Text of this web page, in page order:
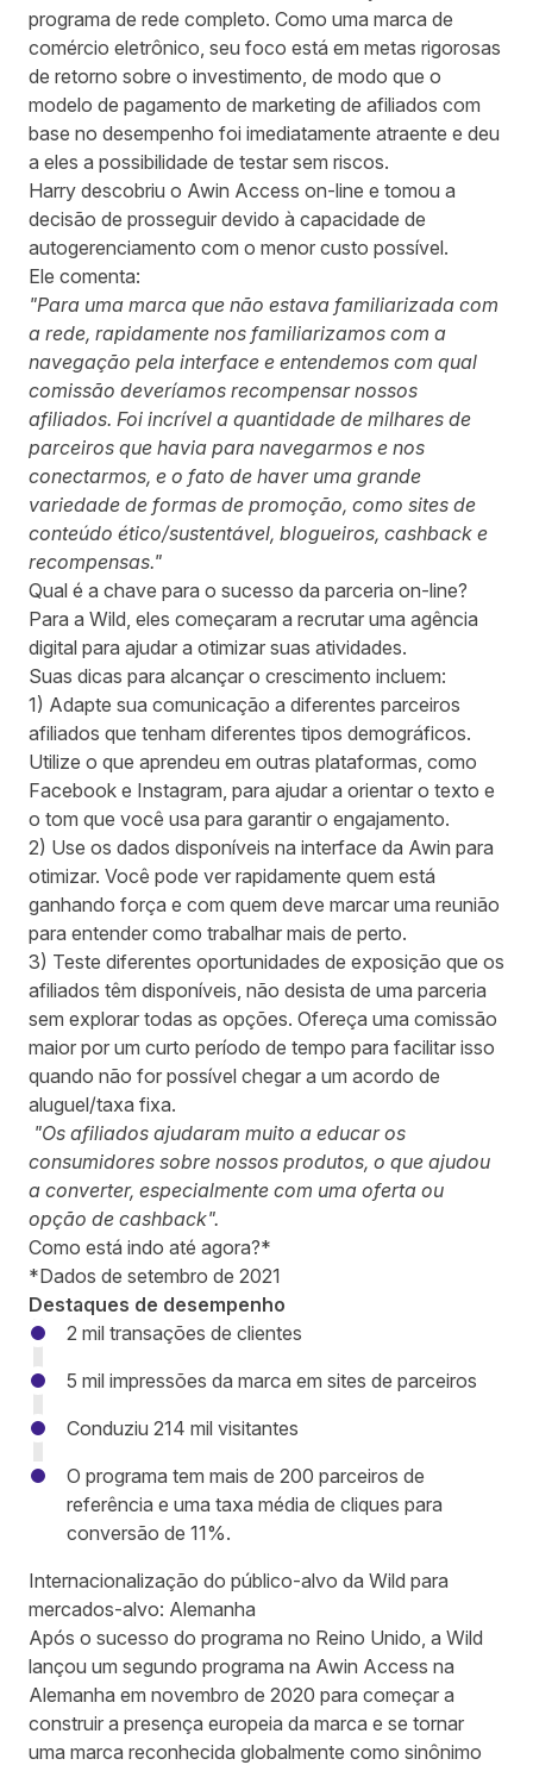
programa de rede completo. Como uma marca de
comércio eletrônico, seu foco está em metas rigorosas
de retorno sobre o investimento, de modo que o
modelo de pagamento de marketing de afiliados com
base no desempenho foi imediatamente atraente e deu
a eles a possibilidade de testar sem riscos.
Harry descobriu o Awin Access on-line e tomou a
decisão de prosseguir devido à capacidade de
autogerenciamento com o menor custo possível.
Ele comenta:
"Para uma marca que não estava familiarizada com
a rede, rapidamente nos familiarizamos com a
navegação pela interface e entendemos com qual
comissão deveríamos recompensar nossos
afiliados. Foi incrível a quantidade de milhares de
parceiros que havia para navegarmos e nos
conectarmos, e o fato de haver uma grande
variedade de formas de promoção, como sites de
conteúdo ético/sustentável, blogueiros, cashback e
recompensas."
Qual é a chave para o sucesso da parceria on-line?
Para a Wild, eles começaram a recrutar uma agência
digital para ajudar a otimizar suas atividades.
Suas dicas para alcançar o crescimento incluem:
1) Adapte sua comunicação a diferentes parceiros
afiliados que tenham diferentes tipos demográficos.
Utilize o que aprendeu em outras plataformas, como
Facebook e Instagram, para ajudar a orientar o texto e
o tom que você usa para garantir o engajamento.
2) Use os dados disponíveis na interface da Awin para
otimizar. Você pode ver rapidamente quem está
ganhando força e com quem deve marcar uma reunião
para entender como trabalhar mais de perto.
3) Teste diferentes oportunidades de exposição que os
afiliados têm disponíveis, não desista de uma parceria
sem explorar todas as opções. Ofereça uma comissão
maior por um curto período de tempo para facilitar isso
quando não for possível chegar a um acordo de
aluguel/taxa fixa.
"Os afiliados ajudaram muito a educar os
consumidores sobre nossos produtos, o que ajudou
a converter, especialmente com uma oferta ou
opção de cashback".
Como está indo até agora?*
*Dados de setembro de 2021
Destaques de desempenho
2 mil transações de clientes
5 mil impressões da marca em sites de parceiros
Conduziu 214 mil visitantes
O programa tem mais de 200 parceiros de
referência e uma taxa média de cliques para
conversão de 11%.
Internacionalização do público-alvo da Wild para
mercados-alvo: Alemanha
Após o sucesso do programa no Reino Unido, a Wild
lançou um segundo programa na Awin Access na
Alemanha em novembro de 2020 para começar a
construir a presença europeia da marca e se tornar
uma marca reconhecida globalmente como sinônimo